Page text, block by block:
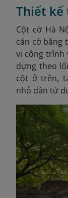
Thiết kế
Cột cờ Hà
cán cờ bằng
vi công trình
dựng theo
cột ở trên,
nhỏ dần từ